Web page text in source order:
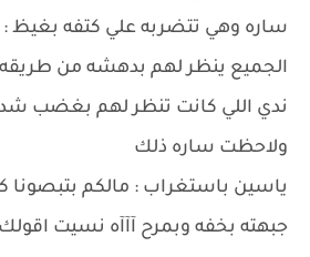
ساره وهي تتضربه علي كتفه بغيظ
الجميع ينظر لهم بدهشه من طريقه
ندي اللي كانت تنظر لهم بغضب
ولاحظت ساره ذلك
ياسين باستغراب : مالكم
جبهته بخفه وبمرح آآآه نسيت